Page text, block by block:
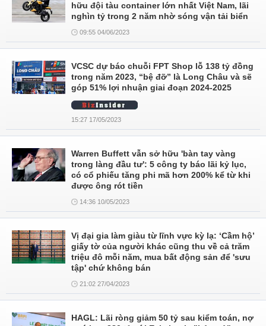
hữu đội tàu container lớn nhất Việt Nam, lãi
nghìn tỷ trong 2 năm nhờ sóng vận tải biển
09:55 04/06/2023
VCSC dự báo chuỗi FPT Shop lỗ 138 tỷ đồng
trong năm 2023, “bệ đỡ” là Long Châu và sẽ
góp 51% lợi nhuận giai đoạn 2024-2025
15:27 17/05/2023
Warren Buffett vẫn sở hữu 'bàn tay vàng
trong làng đầu tư': 5 công ty báo lãi kỷ lục,
có cổ phiếu tăng phi mã hơn 200% kể từ khi
được ông rót tiền
14:36 10/05/2023
Vị đại gia làm giàu từ lĩnh vực kỳ lạ: ‘Cầm hộ’
giấy tờ của người khác cũng thu về cả trăm
triệu đô mỗi năm, mua bất động sản để 'sưu
tập' chứ không bán
21:02 27/04/2023
HAGL: Lãi ròng giảm 50 tỷ sau kiểm toán, nợ